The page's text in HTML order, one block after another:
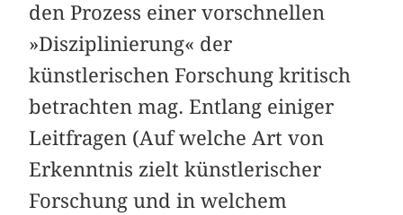
den Prozess einer vorschnellen
»Disziplinierung« der
künstlerischen Forschung kritisch
betrachten mag. Entlang einiger
Leitfragen (Auf welche Art von
Erkenntnis zielt künstlerischer
Forschung und in welchem